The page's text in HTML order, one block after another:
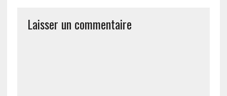
Laisser un commentaire